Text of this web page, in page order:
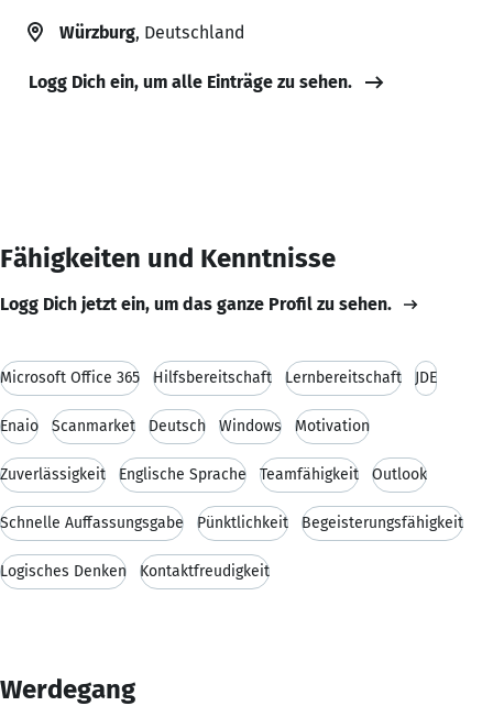
Würzburg, Deutschland
Logg Dich ein, um alle Einträge zu sehen.
Fähigkeiten und Kenntnisse
Logg Dich jetzt ein, um das ganze Profil zu sehen.
Microsoft Office 365 Hilfsbereitschaft Lernbereitschaft JDE
Enaio Scanmarket Deutsch Windows Motivation
Zuverlässigkeit Englische Sprache Teamfähigkeit Outlook
Schnelle Auffassungsgabe Pünktlichkeit Begeisterungsfähigkeit
Logisches Denken Kontaktfreudigkeit
Werdegang